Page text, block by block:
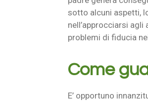
sotto alcuni aspetti,
nell’approcciarsi
problemi di fiducia
Come
E’ opportuno